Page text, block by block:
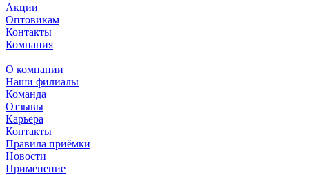
Акции
Оптовикам
Контакты
Компания
О компании
Наши филиалы
Команда
Отзывы
Карьера
Контакты
Правила приёмки
Новости
Применение